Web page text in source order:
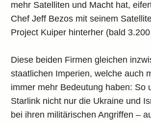
mehr Satelliten und Macht hat,
Chef Jeff Bezos mit seinem
Project Kuiper hinterher (bald
Diese beiden Firmen gleichen
staatlichen Imperien, welche auch
immer mehr Bedeutung haben: So
Starlink nicht nur die Ukraine und
bei ihren militärischen Angriffen –